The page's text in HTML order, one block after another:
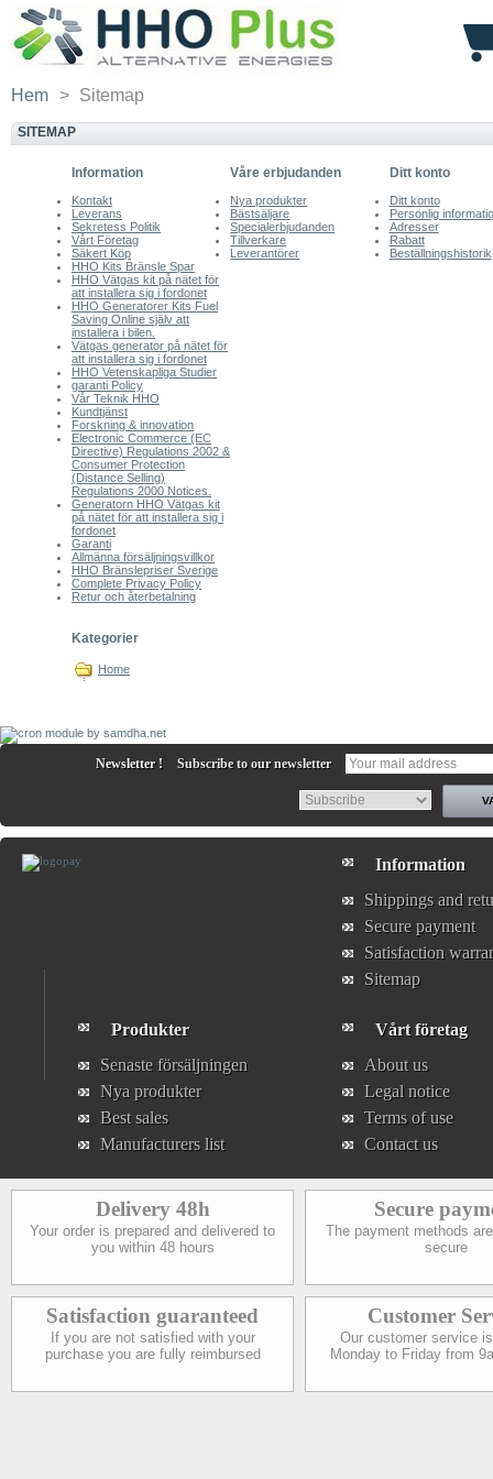
Hem > Sitemap
SITEMAP
Information
Kontakt
Leverans
Sekretess Politik
Vårt Företag
Säkert Köp
HHO Kits Bränsle Spar
HHO Vätgas kit på nätet för
att installera sig i fordonet
HHO Generatorer Kits Fuel
Saving Online själv att
installera i bilen.
Vätgas generator på nätet för
att installera sig i fordonet
HHO Vetenskapliga Studier
garanti Policy
Vår Teknik HHO
Kundtjänst
Forskning & innovation
Electronic Commerce (EC
Directive) Regulations 2002 &
Consumer Protection
(Distance Selling)
Regulations 2000 Notices.
Generatorn HHO Vätgas kit
på nätet för att installera sig i
fordonet
Garanti
Allmänna försäljningsvillkor
HHO Bränslepriser Sverige
Complete Privacy Policy
Retur och återbetalning
Våre erbjudanden
Nya produkter
Bästsäljare
Specialerbjudanden
Tillverkare
Leverantörer
Ditt konto
Ditt konto
Personlig
Adresser
Rabatt
Beställningshistorik
Kategorier
Home
Newsletter ! Subscribe to our newsletter
Information
Shippings and
Secure payment
Satisfaction
Sitemap
Produkter
Senaste försäljningen
Nya produkter
Best sales
Manufacturers list
Vårt företag
About us
Legal notice
Terms of use
Contact us
Delivery 48h
Your order is prepared and delivered to
you within 48 hours
Secure
The payment methods
secure
Satisfaction guaranteed
If you are not satisfied with your
purchase you are fully reimbursed
Customer
Our customer service
Monday to Friday from